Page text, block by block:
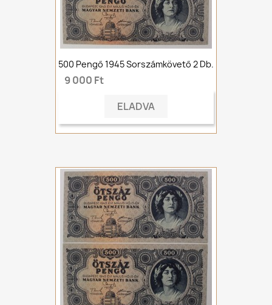
500 Pengő 1945 Sorszámkövető 2 Db.
9 000 Ft
ELADVA